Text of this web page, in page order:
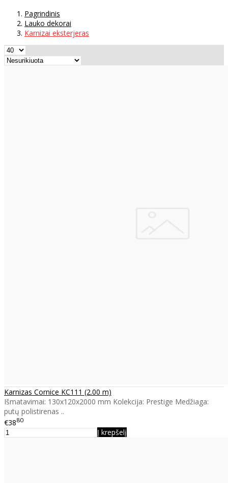
Pagrindinis
Lauko dekorai
Karnizai eksterjeras
Karnizas Cornice KC111 (2.00 m)
Išmatavimai: 130x120x2000 mm Kolekcija: Prestige Medžiaga:
putų polistirenas ..
€3880
Į krepšelį